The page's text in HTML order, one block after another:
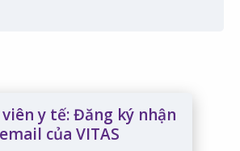
viên y tế: Đăng ký nhận
email của VITAS